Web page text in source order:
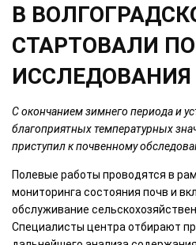
В
СТАРТОВАЛИ
ИССЛЕДОВАНИЯ
С окончанием зимнего периода и
благоприятных температурных
приступил к почвенному
Полевые работы проводятся в
мониторинга состояния почв и
обслуживание
Специалисты центра отбирают